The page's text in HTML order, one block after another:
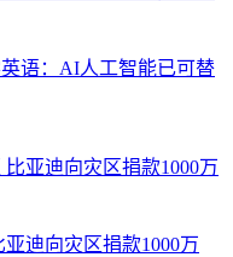
语：AI人工智能已可替
迪向灾区捐款1000万